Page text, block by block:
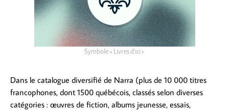
Symbole « Livres d’ici »
Dans le catalogue diversifié de Narra (plus de 10 000 titres
francophones, dont 1500 québécois, classés selon diverses
catégories : œuvres de fiction, albums jeunesse, essais,